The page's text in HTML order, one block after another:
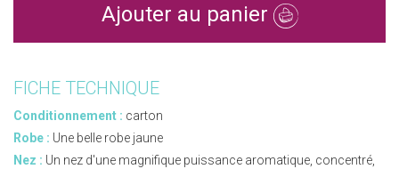
Ajouter au panier
FICHE TECHNIQUE
Conditionnement : carton
Robe : Une belle robe jaune
Nez : Un nez d'une magnifique puissance aromatique, concentré,